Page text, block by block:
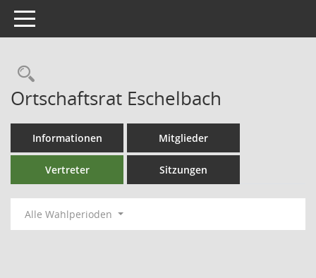
Toggle navigation
Ortschaftsrat Eschelbach
Informationen Mitglieder
Vertreter Sitzungen
Alle Wahlperioden